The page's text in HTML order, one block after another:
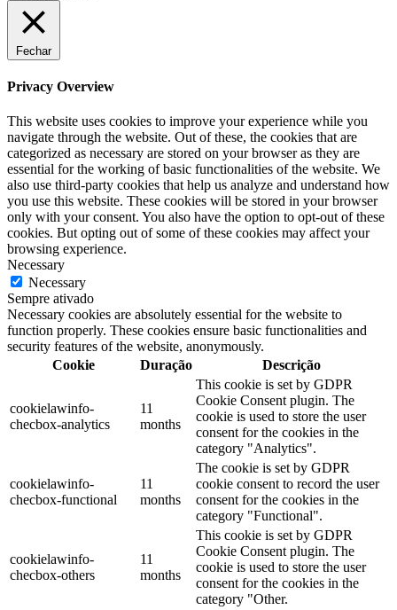
Fechar
Privacy Overview
This website uses cookies to improve your experience while you
navigate through the website. Out of these, the cookies that are
categorized as necessary are stored on your browser as they are
essential for the working of basic functionalities of the website. We
also use third-party cookies that help us analyze and understand how
you use this website. These cookies will be stored in your browser
only with your consent. You also have the option to opt-out of these
cookies. But opting out of some of these cookies may affect your
browsing experience.
Necessary
Necessary
Sempre ativado
Necessary cookies are absolutely essential for the website to
function properly. These cookies ensure basic functionalities and
security features of the website, anonymously.
Cookie
Duração Descrição
cookielawinfo-
checbox-analytics
11
months
This cookie is set by GDPR
Cookie Consent plugin. The
cookie is used to store the user
consent for the cookies in the
category "Analytics".
cookielawinfo-
checbox-functional
11
months
The cookie is set by GDPR
cookie consent to record the user
consent for the cookies in the
category "Functional".
cookielawinfo-
checbox-others
11
months
This cookie is set by GDPR
Cookie Consent plugin. The
cookie is used to store the user
consent for the cookies in the
category "Other.